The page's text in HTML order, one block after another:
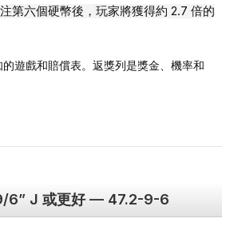
第六個硬幣後，玩家將獲得約 2.7 倍的
遊戲和賠償表。返獎列是獎金、機率和
6” J 或更好 — 47.2-9-6